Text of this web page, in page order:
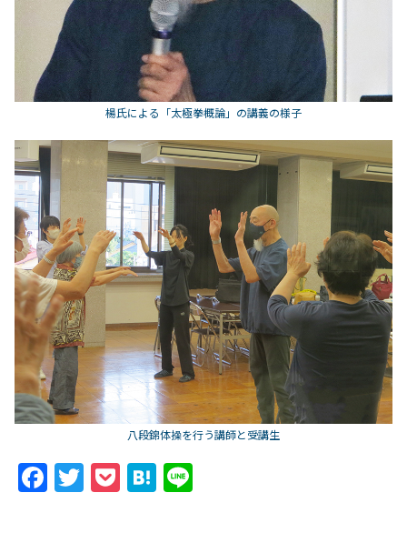
楊氏による「太極拳概論」の講義の様子
八段錦体操を行う講師と受講生
F T P H